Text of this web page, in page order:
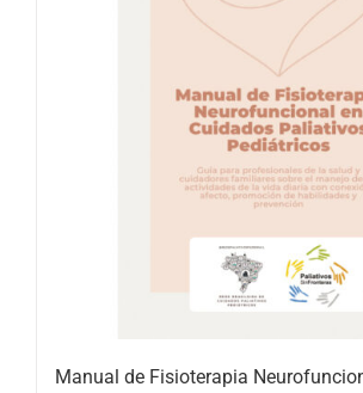
Manual de Fisioterapia